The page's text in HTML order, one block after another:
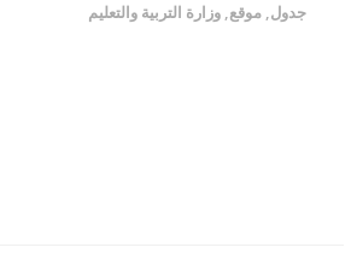
جدول,موقع,وزارة التربية والتعليم